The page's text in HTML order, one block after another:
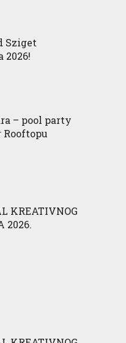
Sziget
2026!
– pool party
Rooftopu
KREATIVNOG
2026.